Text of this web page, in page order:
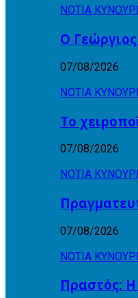
ΝΟΤΙΑ
Ο
07/08/2026
ΝΟΤΙΑ
Το
07/08/2026
ΝΟΤΙΑ
07/08/2026
ΝΟΤΙΑ
Πραστός: